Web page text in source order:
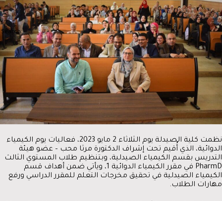
نظمت كلية الصيدلة يوم الثلاثاء 2 مايو 2023، فعاليات يوم الكيمياء
الدوائية، الذي أُقيم تحت إشراف الدكتورة مرثا محب – عضو هيئة
التدريس بقسم الكيمياء الصيدلية، وبتنظيم طلاب المستوي الثالث
PharmD في مقرر الكيمياء الدوائية 1، ويأتي ضمن أهداف قسم
الكيمياء الصيدلية في تحقيق مخرجات التعلم للمقرر الدراسي ورفع
مهارات الطلاب.